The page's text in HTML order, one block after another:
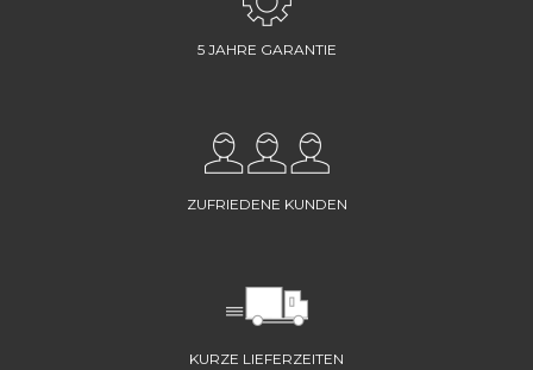
5 JAHRE GARANTIE
ZUFRIEDENE KUNDEN
KURZE LIEFERZEITEN